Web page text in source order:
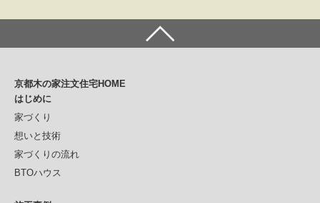
ビ
ゲ
ー
シ
ョ
ン
京都木の家注文住宅HOME
はじめに
家づくり
想いと技術
家づくりの流れ
BTOハウス